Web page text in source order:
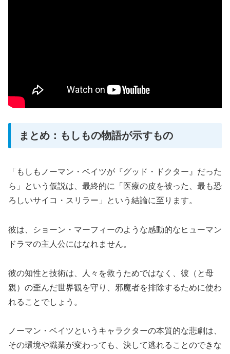
まとめ：もしもの物語が示すもの
「もしもノーマン・ベイツが『グッド・ドクター』だった
ら」という仮説は、最終的に「医療の皮を被った、最も恐
ろしいサイコ・スリラー」という結論に至ります。
彼は、ショーン・マーフィーのような感動的なヒューマン
ドラマの主人公にはなれません。
彼の知性と技術は、人々を救うためではなく、彼（と母
親）の歪んだ世界観を守り、邪魔者を排除するために使わ
れることでしょう。
ノーマン・ベイツというキャラクターの本質的な悲劇は、
その環境や職業が変わっても、決して逃れることのできな